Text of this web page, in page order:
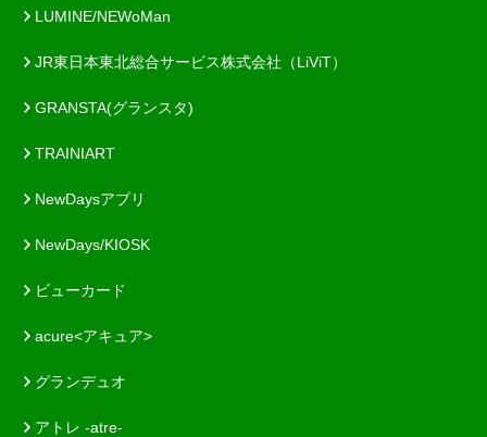
LUMINE/NEWoMan
JR東日本東北総合サービス株式会社（LiViT）
GRANSTA(グランスタ)
TRAINIART
NewDaysアプリ
NewDays/KIOSK
ビューカード
acure<アキュア>
グランデュオ
アトレ -atre-